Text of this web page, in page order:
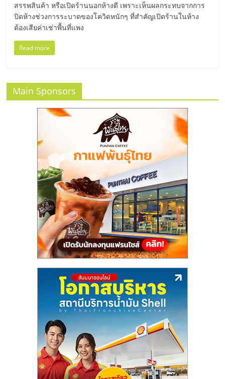
สรรพสินค้า หรือเปิดร้านนอกห้างดี เพราะเห็นผลกระทบจากการ
ปิดห้างช่วงการระบาดของโควิดหนักๆ ที่สำคัญเปิดร้านในห้าง
ต้องเสียค่าเช่าพื้นที่แพง
Read more
Main Sponsors